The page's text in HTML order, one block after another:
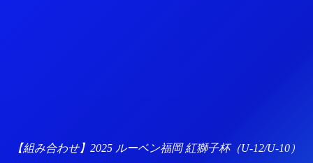
【組み合わせ】2025 ルーベン福岡 紅獅子杯（U-12/U-10）